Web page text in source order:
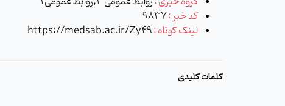
کد خبر :9837
لینک کوتاه : https://medsab.ac.ir/Zy49
کلمات کلیدی